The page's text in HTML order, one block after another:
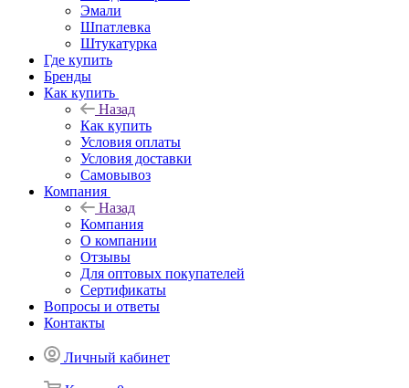
Эмали
Шпатлевка
Штукатурка
Где купить
Бренды
Как купить
Назад
Как купить
Условия оплаты
Условия доставки
Самовывоз
Компания
Назад
Компания
О компании
Отзывы
Для оптовых покупателей
Сертификаты
Вопросы и ответы
Контакты
Личный кабинет